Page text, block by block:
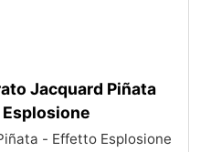
Jacquard Piñata
- Effetto Esplosione